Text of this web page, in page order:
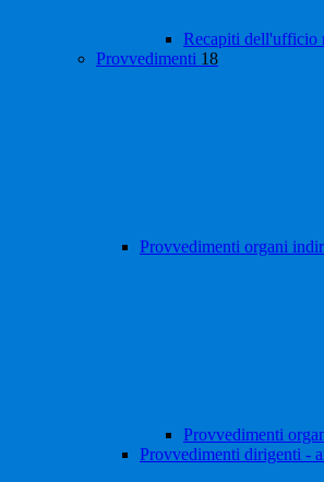
Recapiti dell'ufficio
Provvedimenti 18
Provvedimenti organi
Provvedimenti
Provvedimenti dirigenti -